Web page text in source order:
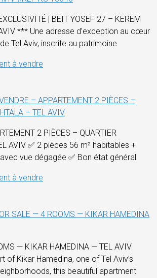
| BEIT YOSEF 27 – KEREM
*** Une adresse d’exception au cœur
Tel Aviv, inscrite au patrimoine
à vendre
– APPARTEMENT 2 PIÈCES –
– TEL AVIV
2 PIÈCES – QUARTIER
AVIV ✅ 2 pièces 56 m² habitables +
vue dégagée ✅ Bon état général
à vendre
SALE — 4 ROOMS — KIKAR HAMEDINA
— KIKAR HAMEDINA — TEL AVIV
of Kikar Hamedina, one of Tel Aviv’s
this beautiful apartment